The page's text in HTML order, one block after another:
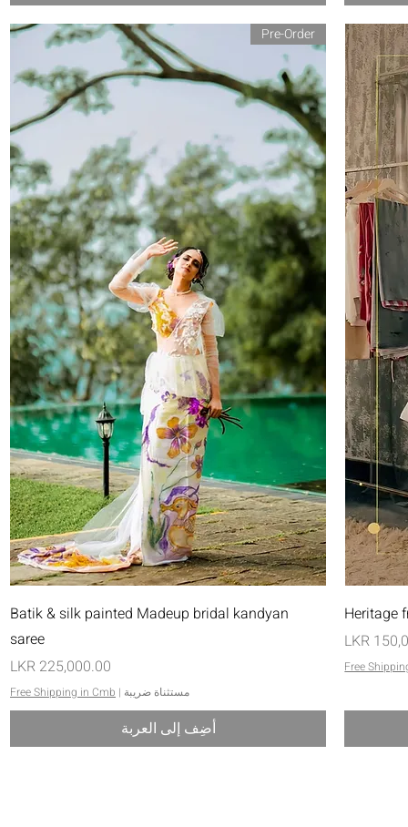
Heritage
Free
العرض السريع
Pre-Order
Batik & silk painted Madeup bridal kandyan
saree
السعر
مستثناة ضريبة |
Free Shipping in Cmb
أضِف إلى العربة